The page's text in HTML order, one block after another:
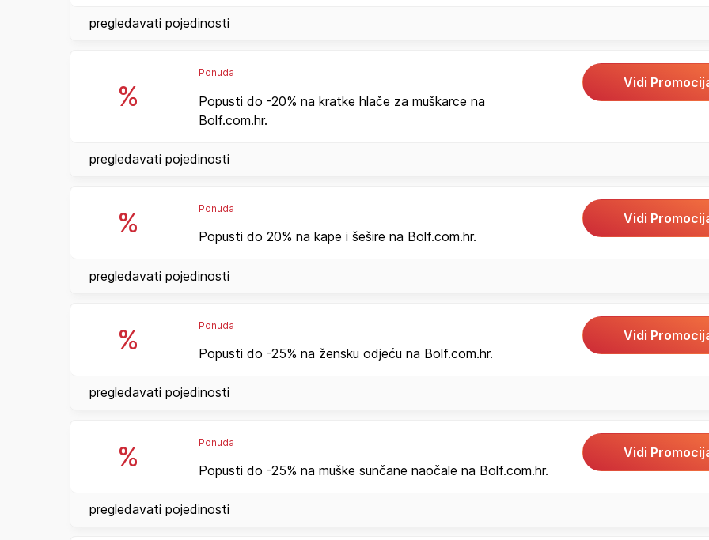
pregledavati pojedinosti
%
Ponuda
Popusti do -20% na kratke hlače za muškarce na
Bolf.com.hr.
Vidi
pregledavati pojedinosti
% Ponuda
Popusti do 20% na kape i šešire na Bolf.com.hr.
Vidi
pregledavati pojedinosti
% Ponuda
Popusti do -25% na žensku odjeću na Bolf.com.hr.
Vidi
pregledavati pojedinosti
% Ponuda
Popusti do -25% na muške sunčane naočale na Bolf.com.hr.
Vidi
pregledavati pojedinosti